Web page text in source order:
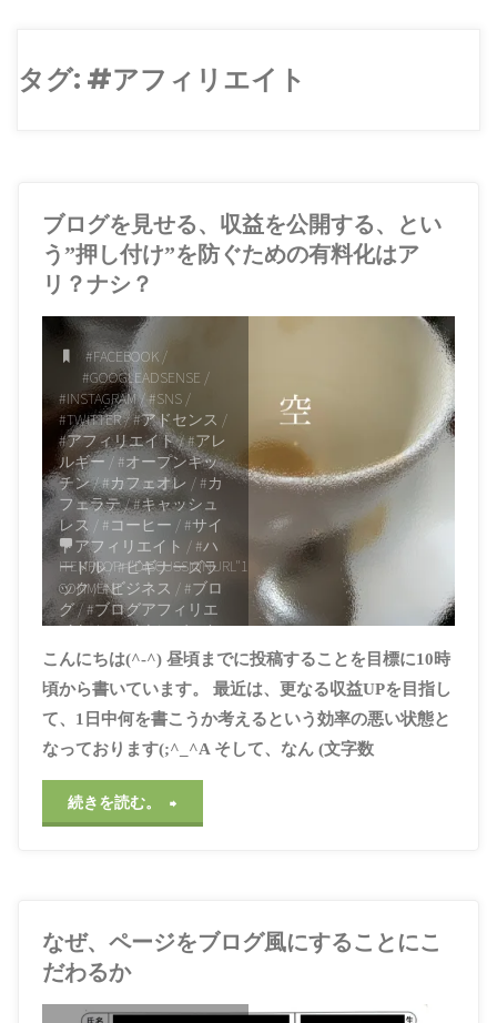
タグ: #アフィリエイト
ブログを見せる、収益を公開する、とい
う”押し付け”を防ぐための有料化はア
リ？ナシ？
#FACEBOOK/
#GOOGLEADSENSE /
#INSTAGRAM/#SNS /
#TWITTER/#アドセンス /
#アフィリエイト/#アレ
ルギー/ #オープンキッ
チン/#カフェオレ /#カ
フェラテ/#キャッシュ
レス / #コーヒー / #サイ
トアフィリエイト / #ハ
ードル/#ビギナーズラ
ック/#ビジネス / #ブロ
グ/#ブログアフィリエ
イト/#マイナンバーカ
ード/#上島珈琲店/#分
析/#収益化
#広告収入
/#押し付け/#有料化 /#
目標/#目的意識
2021年3月29日, 2:53
ITEMPROP="DISCUSSIONURL"1
COMMENT
こんにちは(^-^) 昼頃までに投稿することを目標に10時
頃から書いています。 最近は、更なる収益UPを目指し
て、1日中何を書こうか考えるという効率の悪い状態と
なっております(;^_^A そして、なん (文字数
続きを読む。 "ブ
を
なぜ、ページをブログ風にすることにこ
だわるか